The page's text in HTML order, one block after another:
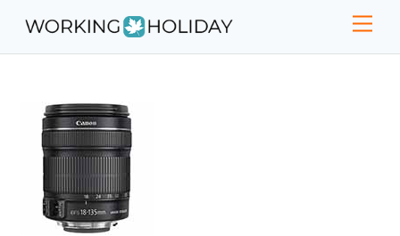
content